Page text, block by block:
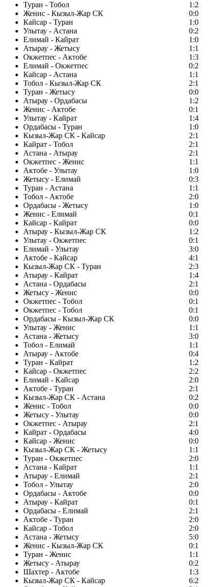
Туран - Тобол
1:2
Женис - Кызыл-Жар СК
0:0
Кайсар - Туран
1:0
Улытау - Астана
0:2
Елимай - Кайрат
1:0
Атырау - Жетысу
1:1
Окжетпес - Актобе
1:3
Елимай - Окжетпес
0:2
Кайсар - Астана
1:1
Тобол - Кызыл-Жар СК
2:1
Туран - Жетысу
0:0
Атырау - Ордабасы
1:2
Женис - Актобе
0:1
Улытау - Кайрат
1:4
Ордабасы - Туран
1:0
Кызыл-Жар СК - Кайсар
2:1
Кайрат - Тобол
2:1
Астана - Атырау
2:1
Окжетпес - Женис
1:1
Актобе - Улытау
1:0
Жетысу - Елимай
0:3
Туран - Астана
1:1
Тобол - Актобе
2:0
Ордабасы - Жетысу
1:0
Женис - Елимай
0:1
Кайсар - Кайрат
0:0
Атырау - Кызыл-Жар СК
1:2
Улытау - Окжетпес
0:1
Елимай - Улытау
3:0
Актобе - Кайсар
4:1
Кызыл-Жар СК - Туран
2:3
Атырау - Кайрат
1:4
Астана - Ордабасы
2:1
Жетысу - Женис
0:0
Окжетпес - Тобол
0:1
Окжетпес - Тобол
0:1
Ордабасы - Кызыл-Жар СК
0:0
Улытау - Женис
1:1
Астана - Жетысу
3:0
Тобол - Елимай
1:1
Атырау - Актобе
0:4
Туран - Кайрат
1:2
Кайсар - Окжетпес
2:2
Елимай - Кайсар
2:0
Актобе - Туран
2:1
Кызыл-Жар СК - Астана
0:2
Женис - Тобол
0:0
Жетысу - Улытау
0:0
Окжетпес - Атырау
2:1
Кайрат - Ордабасы
4:0
Кайсар - Женис
0:0
Кызыл-Жар СК - Жетысу
1:1
Туран - Окжетпес
2:0
Астана - Кайрат
1:1
Атырау - Елимай
2:1
Тобол - Улытау
2:0
Ордабасы - Актобе
0:0
Атырау - Кайрат
0:1
Ордабасы - Елимай
2:1
Актобе - Туран
2:0
Кайсар - Тобол
2:0
Астана - Жетысу
5:0
Женис - Кызыл-Жар СК
0:1
Туран - Женис
1:1
Жетысу - Атырау
0:2
Шахтер - Актобе
1:3
Кызыл-Жар СК - Кайсар
6:2